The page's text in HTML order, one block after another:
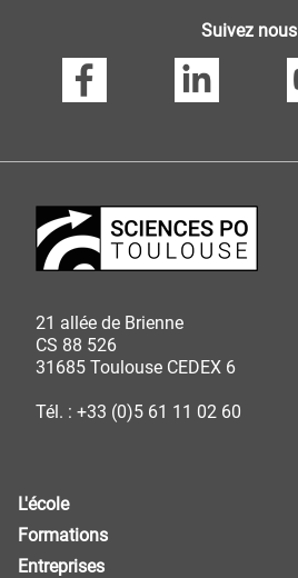
Suivez nous
21 allée de Brienne
CS 88 526
31685 Toulouse CEDEX 6
Tél. : +33 (0)5 61 11 02 60
L'école
Formations
Entreprises